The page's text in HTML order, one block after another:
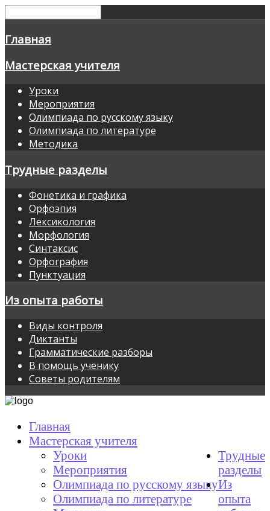
Главная
Мастерская учителя
Уроки
Мероприятия
Олимпиада по русскому языку
Олимпиада по литературе
Методика
Трудные разделы
Фонетика и графика
Орфоэпия
Лексикология
Морфология
Синтаксис
Орфография
Пунктуация
Из опыта работы
Виды контроля
Диктанты
Грамматические разборы
В помощь ученику
Советы родителям
Главная
Мастерская учителя
Уроки
Мероприятия
Олимпиада по русскому языку
Олимпиада по литературе
Трудные
разделы
Из
опыта